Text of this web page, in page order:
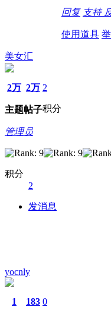
回复 支持
使用道具
美女汇
2万
主题
2万
帖子
2
积分
管理员
积分
2
发消息
yocnly
1 183 0